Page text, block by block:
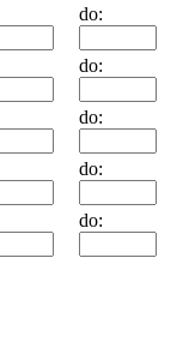
do:
do:
do:
do:
do: